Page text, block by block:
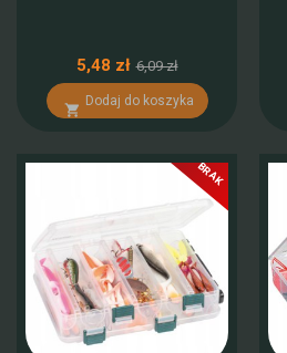
5,48 zł 6,09 zł

Dodaj do koszyka
BRAK